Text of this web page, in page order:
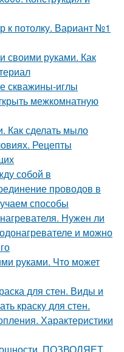
к потолку. Вариант №1
своими руками. Как
скважины-иглы
межкомнатную
Как сделать мыло
Рецепты
собой в
проводов в
способы
Нужен ли
и можно
руками. Что может
для стен. Виды и
краску для стен.
Характеристики